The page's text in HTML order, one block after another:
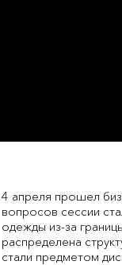
4 апреля прошел
вопросов сессии
одежды из-за
распределена
стали предметом